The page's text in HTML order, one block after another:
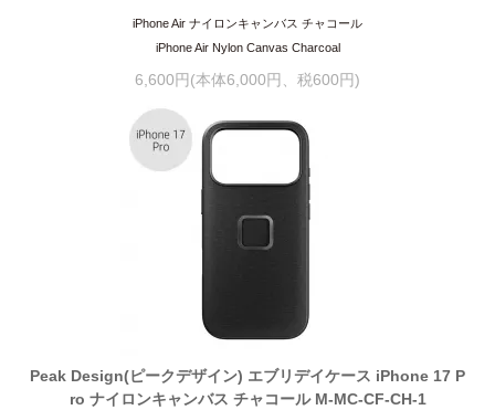
iPhone Air ナイロンキャンバス チャコール
iPhone Air Nylon Canvas Charcoal
6,600円(本体6,000円、税600円)
Peak Design(ピークデザイン) エブリデイケース iPhone 17 P
ro ナイロンキャンバス チャコール M-MC-CF-CH-1